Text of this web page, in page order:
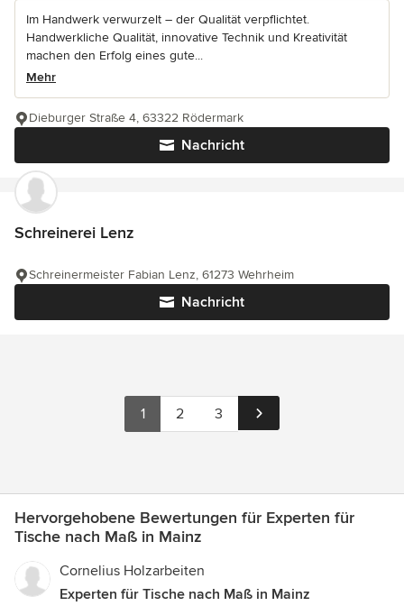
Im Handwerk verwurzelt – der Qualität verpflichtet.
Handwerkliche Qualität, innovative Technik und Kreativität
machen den Erfolg eines gute...
Mehr
Nachricht
Dieburger Straße 4, 63322 Rödermark
Schreinerei Lenz
Nachricht
Schreinermeister Fabian Lenz, 61273 Wehrheim
1 2 3
Hervorgehobene Bewertungen für Experten für
Tische nach Maß in Mainz
Cornelius Holzarbeiten
Experten für Tische nach Maß in Mainz